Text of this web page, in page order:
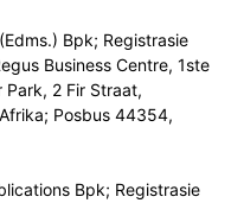
Bpk; Registrasie
Business Centre, 1ste
Park, 2 Fir Straat,
Posbus 44354,
Bpk; Registrasie